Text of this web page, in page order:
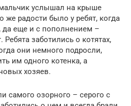
услышал на крыше
же радости было у ребят, когда
еще и с пополнением –
Ребята заботились о котятах,
они немного подросли,
им одного котенка, а
хозяев.
самого озорного – серого с